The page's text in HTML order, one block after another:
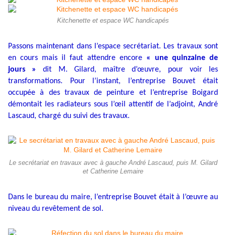
Kitchenette et espace WC handicapés
Passons maintenant dans l’espace secrétariat. Les travaux sont
en cours mais il faut attendre encore « une quinzaine de
jours »dit M. Gilard, maître d’œuvre, pour voir les
transformations. Pour l’instant, l’entreprise Bouvet était
occupée à des travaux de peinture et l’entreprise Boigard
démontait les radiateurs sous l’œil attentif de l’adjoint, André
Lascaud, chargé du suivi des travaux.
Le secrétariat en travaux avec à gauche André Lascaud, puis M. Gilard
et Catherine Lemaire
Dans le bureau du maire, l’entreprise Bouvet était à l’œuvre au
niveau du revêtement de sol.